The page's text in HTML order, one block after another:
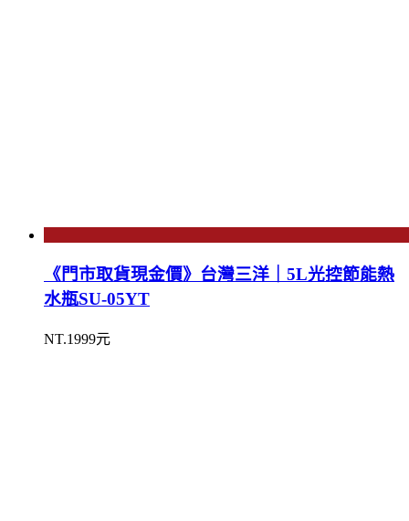
《門市取貨現金價》台灣三洋｜5L光控節能熱
水瓶SU-05YT
NT.1999元